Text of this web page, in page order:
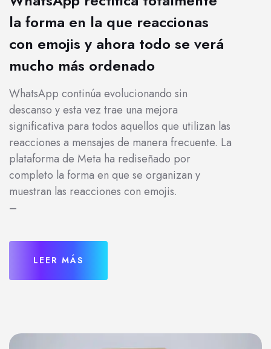
la forma en la que reaccionas
con emojis y ahora todo se verá
mucho más ordenado
WhatsApp continúa evolucionando sin
descanso y esta vez trae una mejora
significativa para todos aquellos que utilizan las
reacciones a mensajes de manera frecuente. La
plataforma de Meta ha rediseñado por
completo la forma en que se organizan y
muestran las reacciones con emojis.
–
LEER MÁS